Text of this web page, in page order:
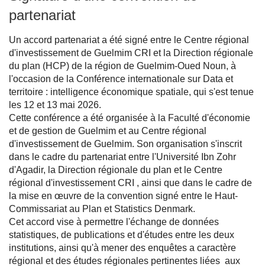
partenariat
Un accord partenariat a été signé entre le Centre régional
d'investissement de Guelmim CRI et la Direction régionale
du plan (HCP) de la région de Guelmim-Oued Noun, à
l'occasion de la Conférence internationale sur Data et
territoire : intelligence économique spatiale, qui s'est tenue
les 12 et 13 mai 2026.
Cette conférence a été organisée à la Faculté d'économie
et de gestion de Guelmim et au Centre régional
d'investissement de Guelmim. Son organisation s'inscrit
dans le cadre du partenariat entre l'Université Ibn Zohr
d'Agadir, la Direction régionale du plan et le Centre
régional d'investissement CRI , ainsi que dans le cadre de
la mise en œuvre de la convention signé entre le Haut-
Commissariat au Plan et Statistics Denmark.
Cet accord vise à permettre l'échange de données
statistiques, de publications et d'études entre les deux
institutions, ainsi qu'à mener des enquêtes a caractère
régional et des études régionales pertinentes liées aux